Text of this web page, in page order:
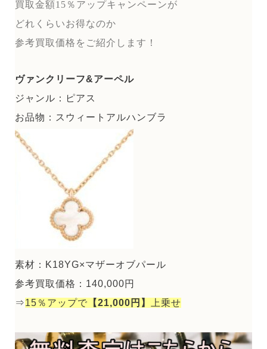
買取金額15％アップキャンペーンが
どれくらいお得なのか
参考買取価格をご紹介します！
ヴァンクリーフ&アーペル
ジャンル：ピアス
お品物：スウィートアルハンブラ
素材：K18YG×マザーオブパール
参考買取価格：140,000円
⇒15％アップで 【21,000円】 上乗せ